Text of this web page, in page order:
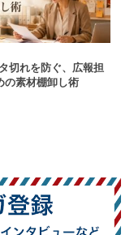
切れを防ぐ、広報担
の素材棚卸し術